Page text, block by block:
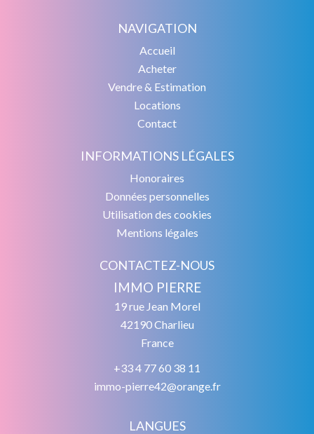
NAVIGATION
Accueil
Acheter
Vendre & Estimation
Locations
Contact
INFORMATIONS LÉGALES
Honoraires
Données personnelles
Utilisation des cookies
Mentions légales
CONTACTEZ-NOUS
IMMO PIERRE
19 rue Jean Morel
42190Charlieu
France
+33 4 77 60 38 11
immo-pierre42@orange.fr
LANGUES